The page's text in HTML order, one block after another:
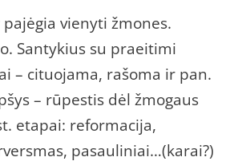
vienyti žmones.
Santykius su praeitimi
– cituojama, rašoma ir pan.
– rūpestis dėl žmogaus
etapai: reformacija,
pasauliniai…(karai?)